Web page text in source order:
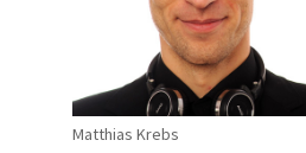
Matthias Krebs